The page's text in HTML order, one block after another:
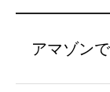
アマゾン